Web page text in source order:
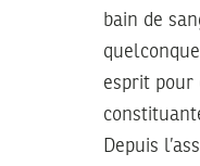
bain de
esprit
Depuis